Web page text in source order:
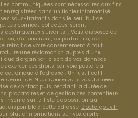
communiquées sont nécessaires aux fins
enregistrées dans un fichier informatisé.
ses sous-traitants dans le seul but de
Les données collectées seront
destinataires suivants: . Vous disposez de
d’effacement, de portabilité, de
retrait de votre consentement à tout
une réclamation auprès d’une
d’organiser le sort de vos données
exercer ces droits par voie postale à
à l'adresse . Un justificatif
demandé. Nous conservons vos données
de contact puis pendant la durée de
probatoires et de gestion des contentieux.
inscrire sur la liste d'opposition au
disponible à cette adresse: Bloctel.gouv.fr.
plus d’informations sur vos droits.